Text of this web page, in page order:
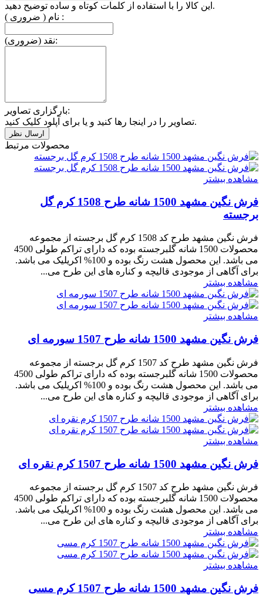
این کالا را با استفاده از کلمات کوتاه و ساده توضیح دهید.
نام ( ضروری ) :
نقد (ضروری):
بارگزاری تصاویر:
تصاویر را در اینجا رها کنید و یا برای آپلود کلیک کنید.
محصولات مرتبط
مشاهده بیشتر
فرش نگین مشهد 1500 شانه طرح 1508 کرم گل
برجسته
فرش نگین مشهد طرح کد 1508 کرم گل برجسته از مجموعه
محصولات 1500 شانه گلبرجسته بوده که دارای تراکم طولی 4500
می باشد. این محصول هشت رنگ بوده و 100% اکریلیک می باشد.
برای آگاهی از موجودی قالیچه و کناره های این طرح می...
مشاهده بیشتر
مشاهده بیشتر
فرش نگین مشهد 1500 شانه طرح 1507 سورمه ای
فرش نگین مشهد طرح کد 1507 کرم گل برجسته از مجموعه
محصولات 1500 شانه گلبرجسته بوده که دارای تراکم طولی 4500
می باشد. این محصول هشت رنگ بوده و 100% اکریلیک می باشد.
برای آگاهی از موجودی قالیچه و کناره های این طرح می...
مشاهده بیشتر
مشاهده بیشتر
فرش نگین مشهد 1500 شانه طرح 1507 کرم نقره ای
فرش نگین مشهد طرح کد 1507 کرم گل برجسته از مجموعه
محصولات 1500 شانه گلبرجسته بوده که دارای تراکم طولی 4500
می باشد. این محصول هشت رنگ بوده و 100% اکریلیک می باشد.
برای آگاهی از موجودی قالیچه و کناره های این طرح می...
مشاهده بیشتر
مشاهده بیشتر
فرش نگین مشهد 1500 شانه طرح 1507 کرم مسی